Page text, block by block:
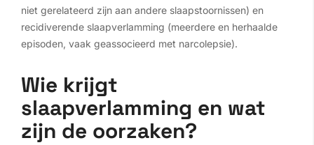
niet gerelateerd zijn aan andere slaapstoornissen) en
recidiverende slaapverlamming (meerdere en herhaalde
episoden, vaak geassocieerd met narcolepsie).
Wie krijgt
slaapverlamming en wat
zijn de oorzaken?